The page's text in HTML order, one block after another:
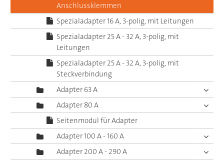
Anschlussklemmen
Spezialadapter 16 A, 3-polig, mit Leitungen
Spezialadapter 25 A - 32 A, 3-polig, mit
Leitungen
Spezialadapter 25 A - 32 A, 3-polig, mit
Steckverbindung
Adapter 63 A
Adapter 80 A
Seitenmodul für Adapter
Adapter 100 A - 160 A
Adapter 200 A - 290 A